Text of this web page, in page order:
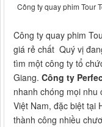
Công ty quay phim Tour
Công ty quay phim
giá rẻ chất Quý vị
tìm một công ty tổ
Giang. Công ty
nhanh chóng mọi nhu
Việt Nam, đặc biệt tại
thành công nhiều